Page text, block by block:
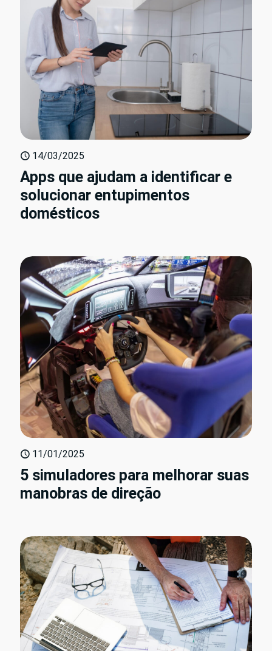
14/03/2025
Apps que ajudam a identificar e
solucionar entupimentos
domésticos
11/01/2025
5 simuladores para melhorar suas
manobras de direção